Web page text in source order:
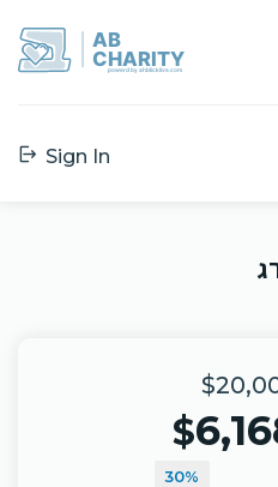
AB
CHARITY
powerd by ahblicklive.com
Sign In
$
30%